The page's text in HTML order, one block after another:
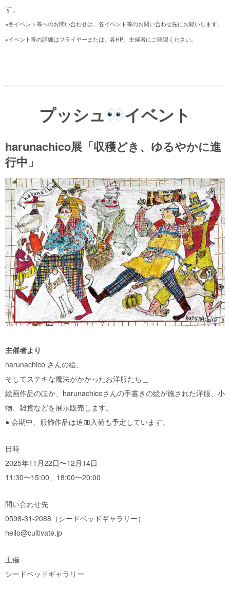
す。
※各イベント等へのお問い合わせは、各イベント等のお問い合わせ先にお願いします。
※イベント等の詳細はフライヤーまたは、各HP、主催者にご確認ください。
プッシュ イベント
harunachico展「収穫どき、ゆるやかに進
行中」
主催者より
harunachico さんの絵、
そしてステキな魔法がかかったお洋服たち＿
絵画作品のほか、harunachicoさんの手書きの絵が施された洋服、小
物、雑貨などを展示販売します。
● 会期中、服飾作品は追加入荷も予定しています。
日時
2025年11月22日〜12月14日
11:30〜15:00、18:00〜20:00
問い合わせ先
0598-31-2088（シードベッドギャラリー）
hello@cultivate.jp
主催
シードベッドギャラリー